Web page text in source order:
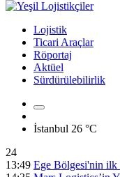
Lojistik
Ticari Araçlar
Röportaj
Aktüel
Sürdürülebilirlik
İstanbul 26 °C
24
13:49 Ege Bölgesi'nin ilk